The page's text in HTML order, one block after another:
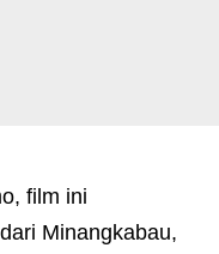
film ini
Minangkabau,